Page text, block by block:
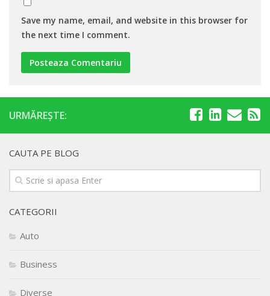
Save my name, email, and website in this browser for
the next time I comment.
URMĂREȘTE:
CAUTA PE BLOG
CATEGORII
Auto
Business
Diverse